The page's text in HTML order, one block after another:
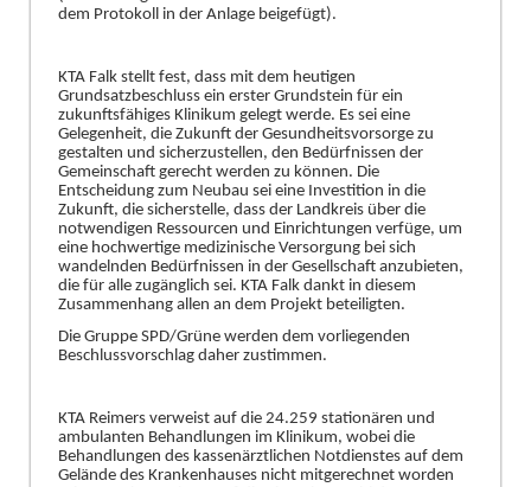
dem Protokoll in der Anlage beigefügt).
KTA Falk stellt fest, dass mit dem heutigen
Grundsatzbeschluss ein erster Grundstein für ein
zukunftsfähiges Klinikum gelegt werde. Es sei eine
Gelegenheit, die Zukunft derGesundheitsvorsorge zu
gestalten und sicherzustellen, den Bedürfnissen der
Gemeinschaft gerecht werden zu können. Die
Entscheidung zum Neubau sei eine Investition in die
Zukunft, die sicherstelle, dass der Landkreis über die
notwendigen Ressourcen und Einrichtungen verfüge, um
eine hochwertige medizinische Versorgung bei sich
wandelnden Bedürfnissen in der Gesellschaft anzubieten,
die für alle zugänglich sei. KTA Falk dankt in diesem
Zusammenhang allen an dem Projekt beteiligten.
Die Gruppe SPD/Grüne werden dem vorliegenden
Beschlussvorschlag daher zustimmen.
KTA Reimers verweist auf die 24.259 stationären und
ambulanten Behandlungen im Klinikum, wobei die
Behandlungen des kassenärztlichen Notdienstes auf dem
Gelände des Krankenhauses nicht mitgerechnet worden